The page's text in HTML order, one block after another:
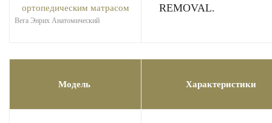
Вега Энрих Анатомический
REMOVAL.
Модель Характеристики